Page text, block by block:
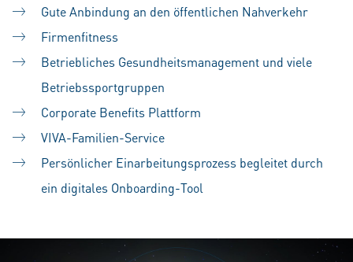
Gute Anbindung an den öffentlichen Nahverkehr
Firmenfitness
Betriebliches Gesundheitsmanagement und viele
Betriebssportgruppen
Corporate Benefits Plattform
VIVA-Familien-Service
Persönlicher Einarbeitungsprozess begleitet durch
ein digitales Onboarding-Tool